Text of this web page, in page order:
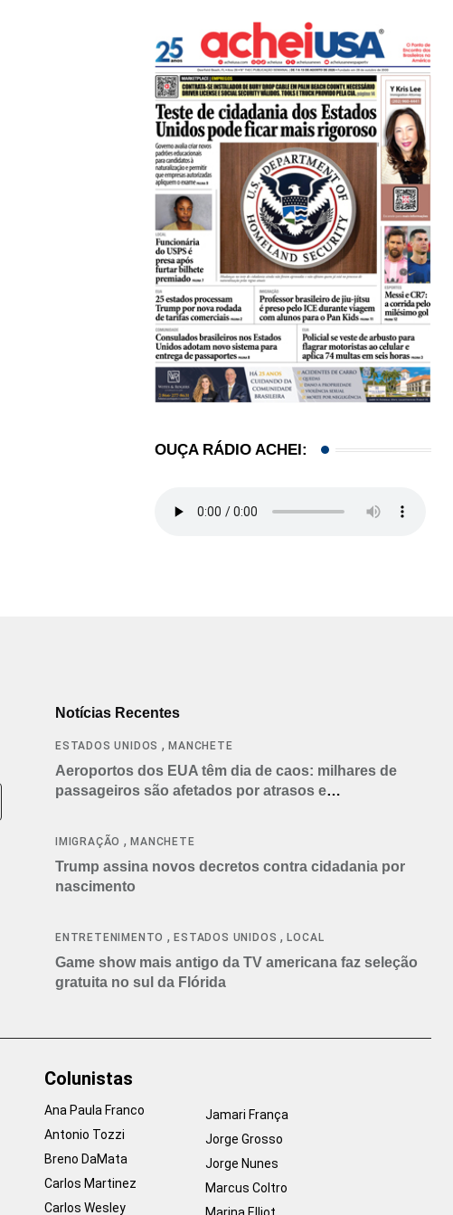
OUÇA RÁDIO ACHEI:
Notícias Recentes
ESTADOS UNIDOS ,MANCHETE
Aeroportos dos EUA têm dia de caos: milhares de
passageiros são afetados por atrasos e
IMIGRAÇÃO ,MANCHETE
Trump assina novos decretos contra cidadania por
nascimento
ENTRETENIMENTO ,ESTADOS UNIDOS ,LOCAL
Game show mais antigo da TV americana faz seleção
gratuita no sul da Flórida
Colunistas
Ana Paula Franco
Antonio Tozzi
Breno DaMata
Carlos Martinez
Carlos Wesley
Jamari França
Jorge Grosso
Jorge Nunes
Marcus Coltro